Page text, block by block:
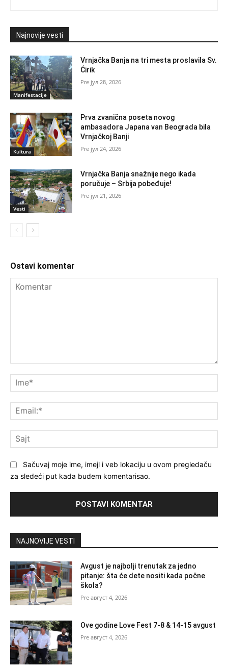
Najnovije vesti
Manifestacije
Vrnjačka Banja na tri mesta proslavila Sv.
Ćirik
јул 28, 2026
Kultura
Prva zvanična poseta novog
ambasadora Japana van Beograda bila
Vrnjačkoj Banji
јул 24, 2026
Vesti
Vrnjačka Banja snažnije nego ikada
poručuje – Srbija pobeđuje!
јул 21, 2026
Ostavi komentar
Sačuvaj moje ime, imejl i veb lokaciju u ovom pregledaču
za sledeći put kada budem komentarisao.
NAJNOVIJE VESTI
Avgust je najbolji trenutak za jedno
pitanje: šta će dete nositi kada počne
škola?
август 4, 2026
Ove godine Love Fest 7-8 & 14-15 avgust
август 4, 2026